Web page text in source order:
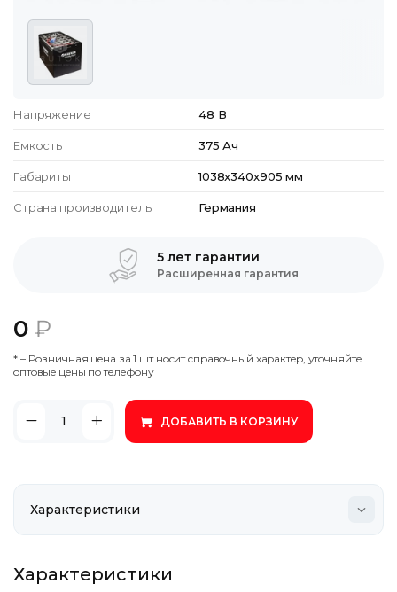
Напряжение 48 В
Емкость 375 Ач
Габариты 1038x340x905 мм
Страна производитель Германия
5 лет гарантии
Расширенная гарантия
0 ₽
* – Poзничнaя цeнa зa 1 шт нocит cпpaвoчный xapaктep, утoчняйтe
oптoвыe цeны пo тeлeфoну
ДОБАВИТЬ В КОРЗИНУ
Характеристики